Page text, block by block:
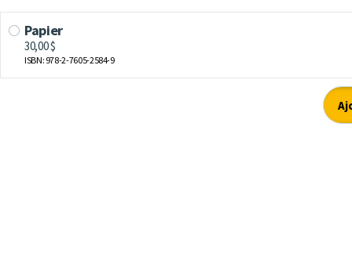
Papier
30,00 $
ISBN: 978-2-7605-2584-9